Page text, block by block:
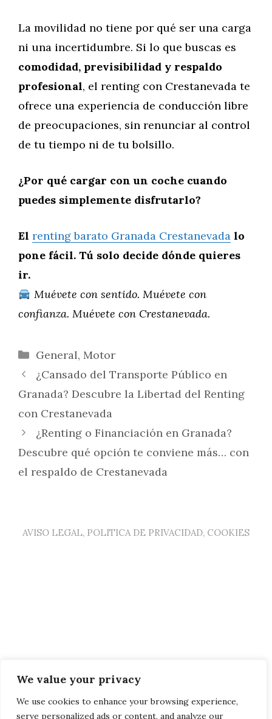
We value your privacy
We use cookies to enhance your browsing experience,
serve personalized ads or content, and analyze our
La movilidad no tiene por qué ser una carga
ni una incertidumbre. Si lo que buscas es
comodidad, previsibilidad y respaldo
profesional, el renting con Crestanevada te
ofrece una experiencia de conducción libre
de preocupaciones, sin renunciar al control
de tu tiempo ni de tu bolsillo.
¿Por qué cargar con un coche cuando
puedes simplemente disfrutarlo?
El renting barato Granada Crestanevada lo
pone fácil. Tú solo decide dónde quieres
ir.
Muévete con sentido. Muévete con
confianza. Muévete con Crestanevada.
Categorías
General, Motor
¿Cansado del Transporte Público en
Granada? Descubre la Libertad del Renting
con Crestanevada
¿Renting o Financiación en Granada?
Descubre qué opción te conviene más… con
el respaldo de Crestanevada
AVISO LEGAL, POLITICA DE PRIVACIDAD, COOKIES